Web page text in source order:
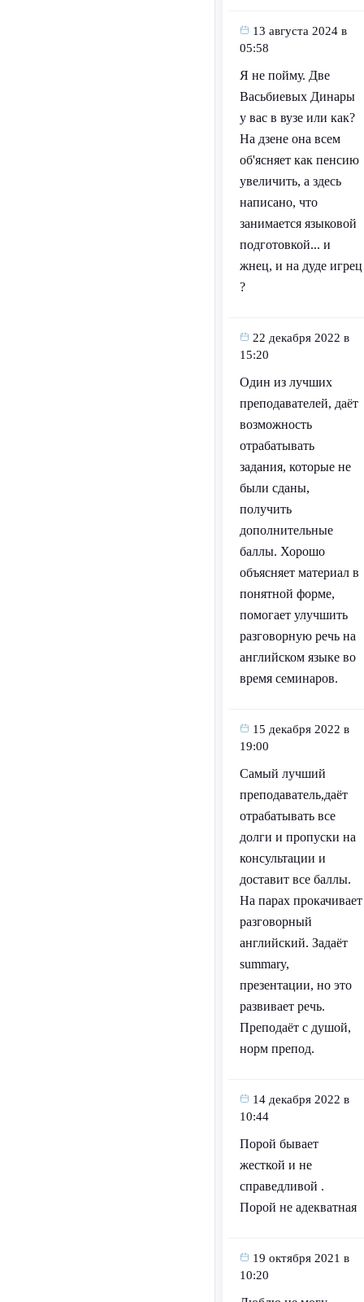
13 августа 2024 в
05:58
Я не пойму. Две
Васьбиевых Динары
у вас в вузе или как?
На дзене она всем
об'ясняет как пенсию
увеличить, а здесь
написано, что
занимается языковой
подготовкой... и
жнец, и на дуде игрец
?
22 декабря 2022 в
15:20
Один из лучших
преподавателей, даёт
возможность
отрабатывать
задания, которые не
были сданы,
получить
дополнительные
баллы. Хорошо
объясняет материал в
понятной форме,
помогает улучшить
разговорную речь на
английском языке во
время семинаров.
15 декабря 2022 в
19:00
Самый лучший
преподаватель,даёт
отрабатывать все
долги и пропуски на
консультации и
доставит все баллы.
На парах прокачивает
разговорный
английский. Задаёт
summary,
презентации, но это
развивает речь.
Преподаёт с душой,
норм препод.
14 декабря 2022 в
10:44
Порой бывает
жесткой и не
справедливой .
Порой не адекватная
19 октября 2021 в
10:20